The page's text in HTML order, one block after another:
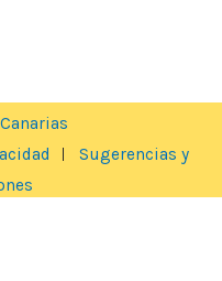
Sugerencias y